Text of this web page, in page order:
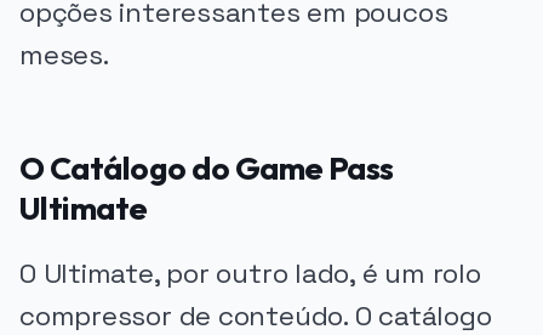
opções interessantes em poucos
meses.
O Catálogo do Game Pass
Ultimate
O Ultimate, por outro lado, é um rolo
compressor de conteúdo. O catálogo